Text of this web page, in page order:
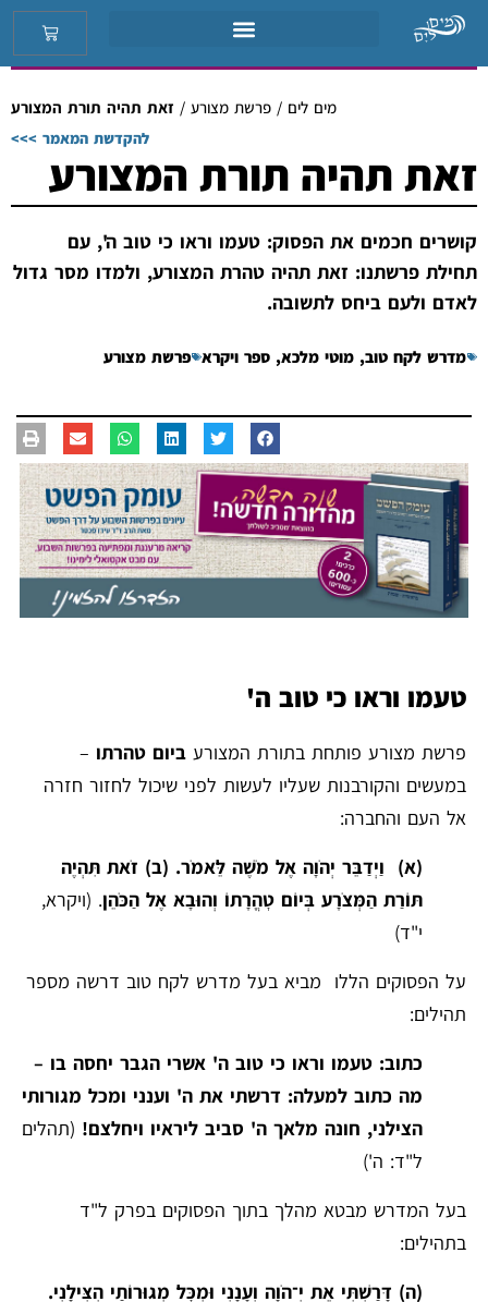
מים לים / פרשת מצורע / זאת תהיה תורת המצורע
להקדשת המאמר >>>
זאת תהיה תורת המצורע
קושרים חכמים את הפסוק: טעמו וראו כי טוב ה', עם
תחילת פרשתנו: זאת תהיה טהרת המצורע, ולמדו מסר גדול
לאדם ולעם ביחס לתשובה.
מדרש לקח טוב, מוטי מלכא, ספר ויקרא פרשת מצורע
טעמו וראו כי טוב ה'
פרשת מצורע פותחת בתורת המצורע ביום טהרתו –
במעשים והקורבנות שעליו לעשות לפני שיכול לחזור חזרה
אל העם והחברה:
(א) וַיְדַבֵּר יְהֹוָה אֶל מֹשֶׁה לֵּאמֹר. (ב) זֹאת תִּהְיֶה
תּוֹרַת הַמְּצֹרָע בְּיוֹם טׇהֳרָתוֹ וְהוּבָא אֶל הַכֹּהֵן. (ויקרא,
י"ד)
על הפסוקים הללו מביא בעל מדרש לקח טוב דרשה מספר
תהילים:
כתוב: טעמו וראו כי טוב ה' אשרי הגבר יחסה בו –
מה כתוב למעלה: דרשתי את ה' וענני ומכל מגורותי
הצילני, חונה מלאך ה' סביב ליראיו ויחלצם! (תהלים
ל"ד: ה')
בעל המדרש מבטא מהלך בתוך הפסוקים בפרק ל"ד
בתהילים:
(ה) דָּרַשְׁתִּי אֶת יְ־הֹוָה וְעָנָנִי וּמִכׇּל מְגוּרוֹתַי הִצִּילָנִי.